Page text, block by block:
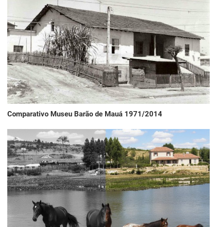
Comparativo Museu Barão de Mauá 1971/2014